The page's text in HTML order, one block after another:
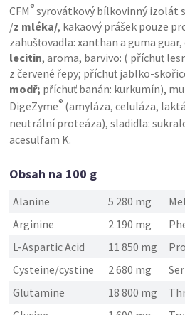
CFM®syrovátkový bílkovinný izolát
/z mléka/, kakaový prášek pouze
zahušťovadla: xanthan a guma
lecitin, aroma, barvivo: ( příchuť
z červené řepy; příchuť jablko-
modř; příchuť banán: kurkumín),
DigeZyme® (amyláza, celuláza,
neutrální proteáza), sladidla:
acesulfam K.
Obsah na 100 g
Alanine 5 280 mg
Arginine
2 190 mg
L-Aspartic Acid
11 850 mg
Cysteine/cystine
2 680 mg
Glutamine
18 800 mg